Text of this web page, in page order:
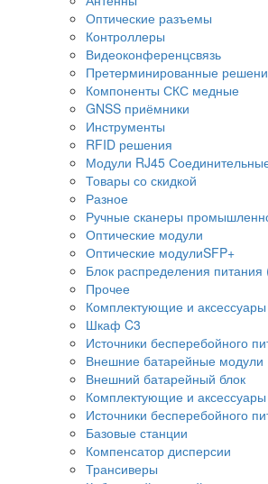
Оптические разъемы
Контроллеры
Видеоконференцсвязь
Претерминированные
Компоненты СКС медные
GNSS приёмники
Инструменты
RFID решения
Модули RJ45
Товары со скидкой
Разное
Ручные сканеры
Оптические модули
Оптические модулиSFP+
Блок распределения
Прочее
Комплектующие и
Шкаф C3
Источники бесперебойного
Внешние батарейные модули
Внешний батарейный блок
Комплектующие и
Источники бесперебойного
Базовые станции
Компенсатор дисперсии
Трансиверы